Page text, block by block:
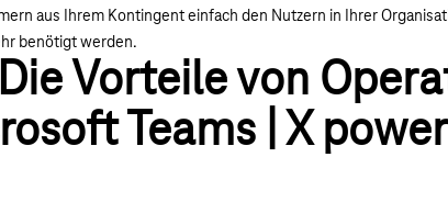
aus Ihrem Kontingent einfach den Nutzern in Ihrer
benötigt werden.
Vorteile von
Teams | X